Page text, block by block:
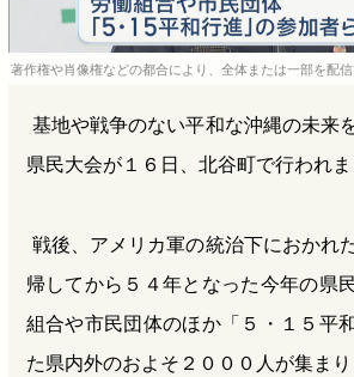
著作権や肖像権などの都合により、全体または一部を配信
基地や戦争のない平和な沖縄の未来
県民大会が１６日、北谷町で行われま
戦後、アメリカ軍の統治下におかれ
帰してから５４年となった今年の県
組合や市民団体のほか「５・１５平
た県内外のおよそ２０００人が集まり